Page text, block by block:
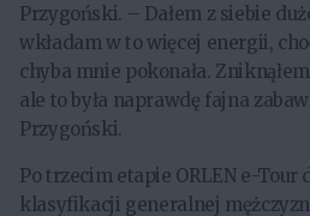
Przygoński. – Dałem z siebie
wkładam w to więcej energii,
chyba mnie pokonała.
ale to była naprawdę fajna
Przygoński.
Po trzecim etapie ORLEN e-
klasyfikacji generalnej